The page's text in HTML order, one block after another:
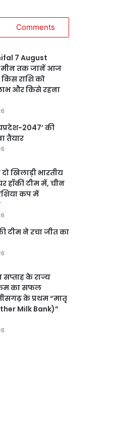
Comments
7 August
मीन तक जानें आज
राशि को
और किसे रहना
2047’ की
तैयार
खिलाड़ी भारतीय
हॉकी टीम में, चीन
कप में
टीम ने रचा जीत का
सप्ताह के राज्य
का सफल
के प्रथम “मातृ
Milk Bank)”